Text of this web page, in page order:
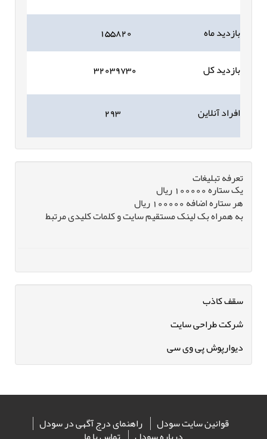
بازدید ماه
۱۵۵۸۲۰
بازدید کل
۳۲۰۳۹۷۳۰
افراد آنلاین ۲۹۳
تعرفه تبلیغات
یک ستاره 100000 ریال
هر ستاره اضافه 100000 ریال
به همراه بک لینک مستقیم سایت و کلمات کلیدی مرتبط
سقف کاذب
شرکت طراحی سایت
دیوارپوش پی وی سی
قوانین سایت سودل راهنمای درج آگهی در سودل